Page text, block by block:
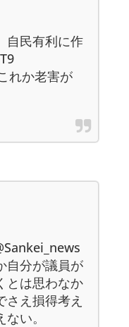
自民有利に作
れか老害が
自分が議員が
とは思わなか
え損得考え
い。